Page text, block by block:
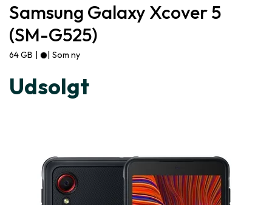
Samsung Galaxy Xcover 5
(SM-G525)
64 GB | | Som ny
Udsolgt